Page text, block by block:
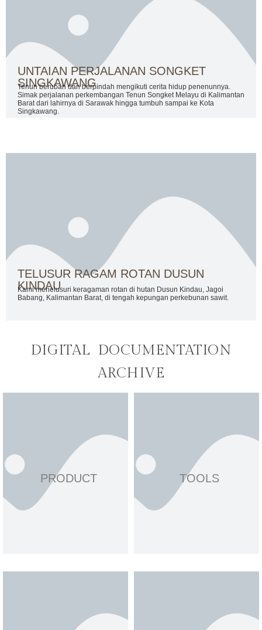
UNTAIAN PERJALANAN SONGKET
SINGKAWANG
Tenun berubah dan berpindah mengikuti cerita hidup penenunnya.
Simak perjalanan perkembangan Tenun Songket Melayu di Kalimantan
Barat dari lahirnya di Sarawak hingga tumbuh sampai ke Kota
Singkawang.
TELUSUR RAGAM ROTAN DUSUN
KINDAU
Kami menelusuri keragaman rotan di hutan Dusun Kindau, Jagoi
Babang, Kalimantan Barat, di tengah kepungan perkebunan sawit.
DIGITAL DOCUMENTATION
ARCHIVE
TOOLS
PRODUCT